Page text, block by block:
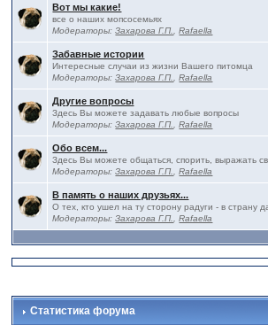
Вот мы какие!
все о наших мопсосемьях
Модераторы:Захарова Г.П. ,Rafaella
Забавные истории
Интересные случаи из жизни Вашего питомца
Модераторы:Захарова Г.П. ,Rafaella
Другие вопросы
Здесь Вы можете задавать любые вопросы
Модераторы:Захарова Г.П. ,Rafaella
Обо всем...
Здесь Вы можете общаться, спорить, выражать
Модераторы:Захарова Г.П. ,Rafaella
В память о наших друзьях...
О тех, кто ушел на ту сторону радуги - в страну
Модераторы:Захарова Г.П. ,Rafaella
Статистика форума